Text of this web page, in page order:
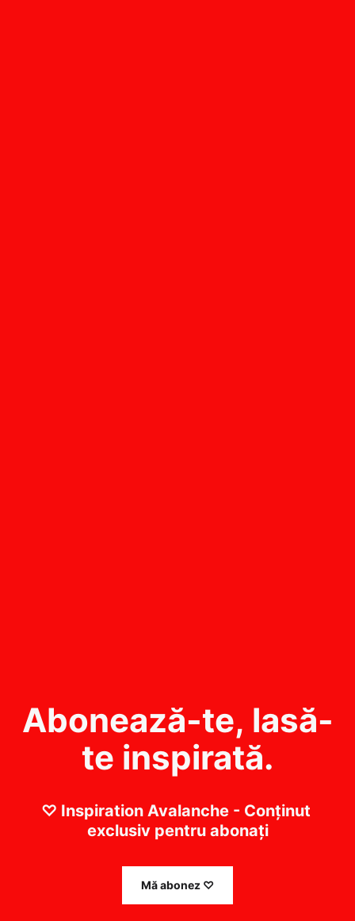
Abonează-te, lasă-
te inspirată.
♡ Inspiration Avalanche - Conținut
exclusiv pentru abonați
Mă abonez ♡